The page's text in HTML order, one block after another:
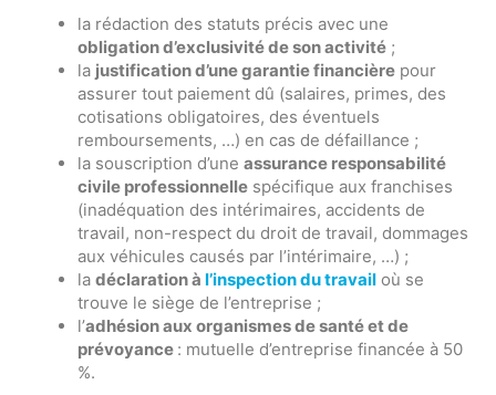
la rédaction des statuts précis avec une
obligation d’exclusivité de son activité ;
la justification d’une garantie financière pour
assurer tout paiement dû (salaires, primes, des
cotisations obligatoires, des éventuels
remboursements, …) en cas de défaillance ;
la souscription d’une assurance responsabilité
civile professionnelle spécifique aux franchises
(inadéquation des intérimaires, accidents de
travail, non-respect du droit de travail, dommages
aux véhicules causés par l’intérimaire, …) ;
la déclaration à l’inspection du travail où se
trouve le siège de l’entreprise ;
l’adhésion aux organismes de santé et de
prévoyance : mutuelle d’entreprise financée à 50
%.